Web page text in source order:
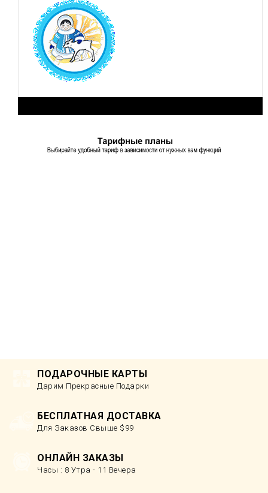
ПОДАРОЧНЫЕ КАРТЫ
Дарим Прекрасные Подарки
БЕСПЛАТНАЯ ДОСТАВКА
Для Заказов Свыше $99
ОНЛАЙН ЗАКАЗЫ
Часы : 8 Утра - 11 Вечера